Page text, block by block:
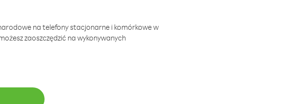
na telefony stacjonarne i komórkowe w
zaoszczędzić na wykonywanych